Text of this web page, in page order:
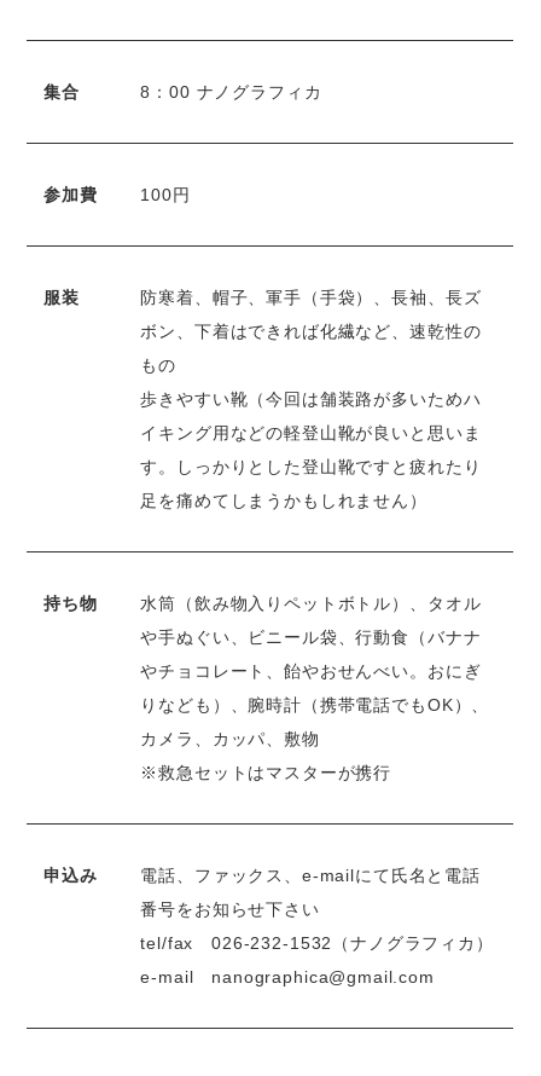
集合 8：00 ナノグラフィカ
参加費 100円
服装
防寒着、帽子、軍手（手袋）、長袖、長ズ
ボン、下着はできれば化繊など、速乾性の
もの
歩きやすい靴（今回は舗装路が多いためハ
イキング用などの軽登山靴が良いと思いま
す。しっかりとした登山靴ですと疲れたり
足を痛めてしまうかもしれません）
持ち物
水筒（飲み物入りペットボトル）、タオル
や手ぬぐい、ビニール袋、行動食（バナナ
やチョコレート、飴やおせんべい。おにぎ
りなども）、腕時計（携帯電話でもOK）、
カメラ、カッパ、敷物
※救急セットはマスターが携行
申込み
電話、ファックス、e-mailにて氏名と電話
番号をお知らせ下さい
tel/fax026-232-1532
（ナノグラフィカ）
e-mail nanographica@gmail.com